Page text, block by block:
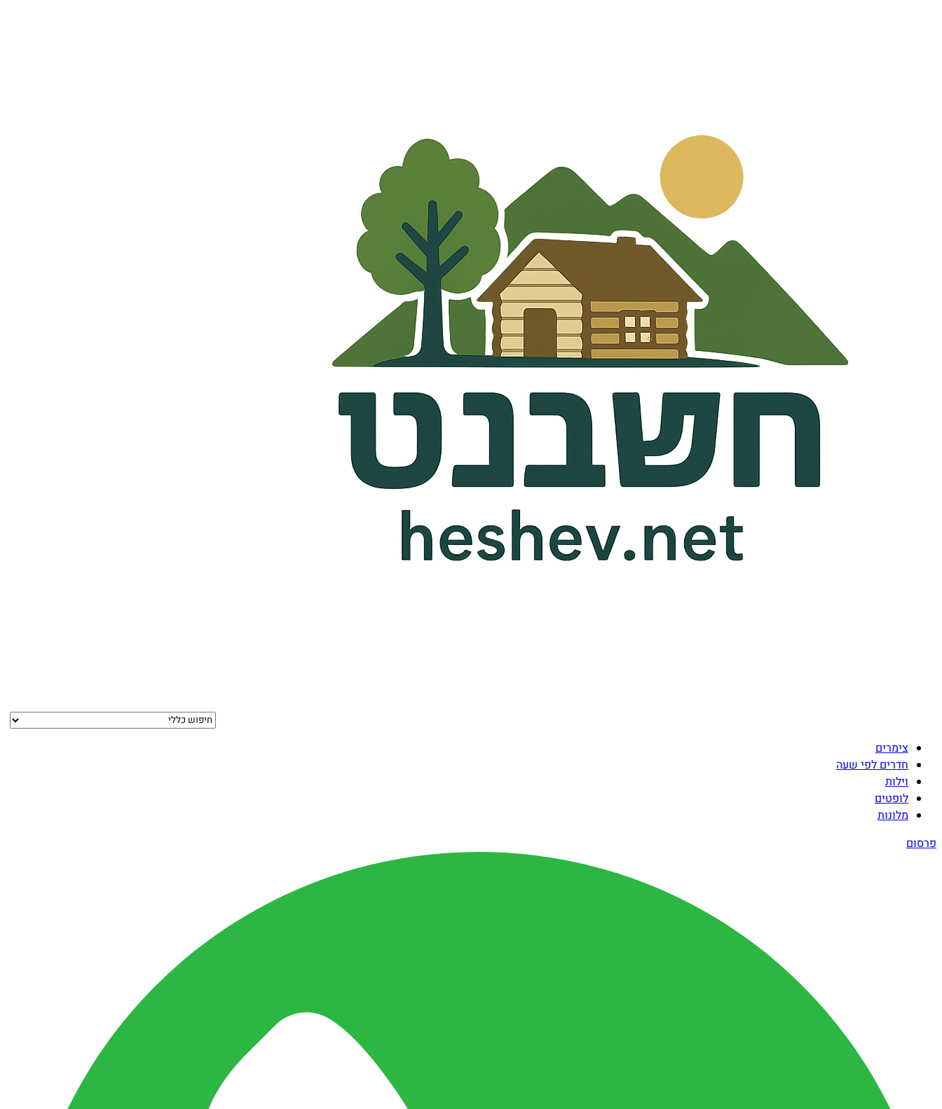
צימרים
חדרים לפי שעה
וילות
לופטים
מלונות
פרסום